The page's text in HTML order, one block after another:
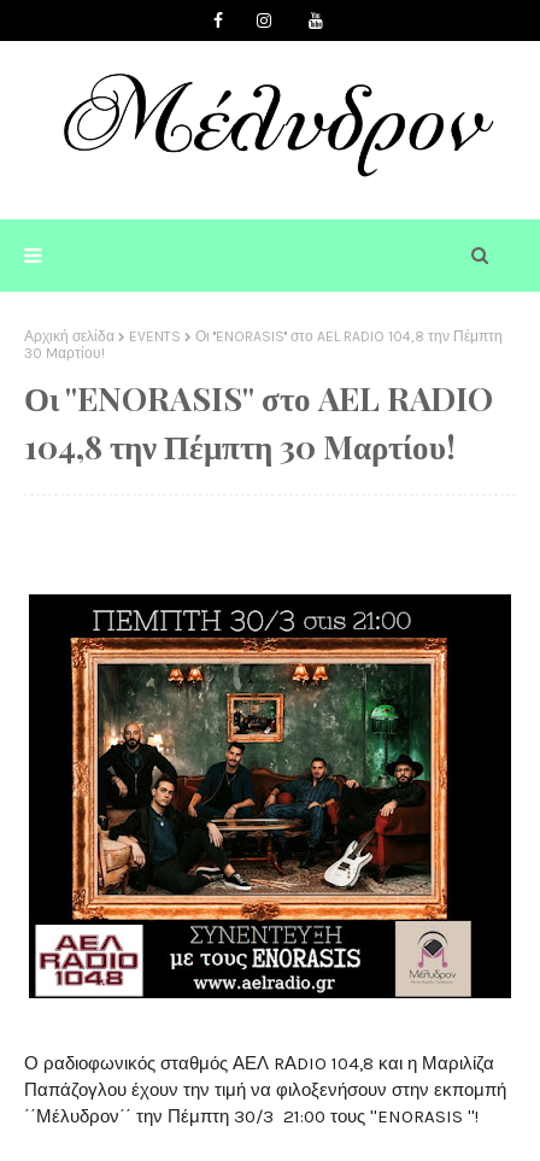
Αρχική σελίδα EVENTS
Οι ''ENORASIS'' στο AEL RADIO 104,8 την Πέμπτη
30 Mαρτίου!
Οι ''ENORASIS'' στο AEL RADIO
104,8 την Πέμπτη 30 Mαρτίου!
Ο ραδιοφωνικός σταθμός ΑΕΛ RΑDIO 104,8 και η Μαριλίζα
Παπάζογλου έχουν την τιμή να φιλοξενήσουν στην εκπομπή
΄΄Μέλυδρον΄΄ την Πέμπτη 30/3 21:00 τους ''ENORASIS ''!